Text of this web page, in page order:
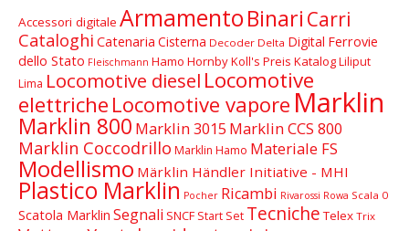
Accessori digitale ArmamentoBinari Carri
Cataloghi Catenaria Cisterna Decoder Delta Digital Ferrovie
dello Stato Fleischmann Hamo HornbyKoll's Preis KatalogLiliput
Lima Locomotive diesel Locomotive
elettriche Locomotive vapore Marklin
Marklin 800 Marklin 3015 Marklin CCS 800
Marklin Coccodrillo Marklin Hamo Materiale FS
Modellismo Märklin Händler Initiative - MHI
Plastico Marklin Pocher Ricambi Rivarossi Rowa Scala 0
Scatola Marklin Segnali SNCF Start Set Tecniche Telex Trix